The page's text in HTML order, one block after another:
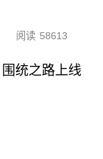
阅读 58613
统之路上线